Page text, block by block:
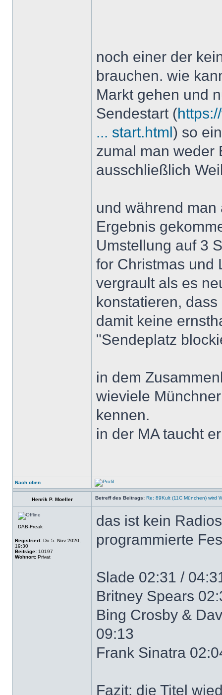
noch einer der
brauchen. wie
Markt gehen und
Sendestart (
... start.html) so
zumal man weder
ausschließlich
und während
Ergebnis
Umstellung auf 3
for Christmas und
vergrault als es
konstatieren,
damit keine
"Sendeplatz
in dem
wieviele
kennen.
in der MA taucht
Nach oben
Henrik P. Moeller Betreff des Beitrags: Re: 89Kult (11C München) wird
DAB-Freak
Registriert: Do 5. Nov 2020,
19:30
Beiträge: 10197
Wohnort: Privat
das ist kein
programmierte
Slade 02:31 /
Britney Spears
Bing Crosby &
09:13
Frank Sinatra
Fazit: die Titel